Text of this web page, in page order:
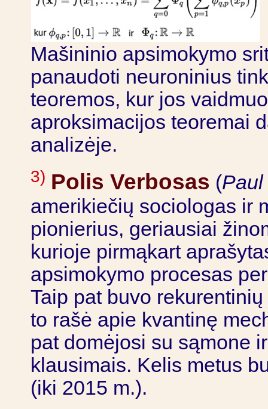
Mašininio apsimokymo
panaudoti neuroninius
teoremos, kur jos
aproksimacijos teoremai
analizėje.
3) Polis Verbosas (Paul
amerikiečių sociologas ir
pionierius, geriausiai
kurioje pirmąkart
apsimokymo procesas
Taip pat buvo
to rašė apie kvantinę
pat domėjosi su sąmone
klausimais. Kelis metus
(iki 2015 m.).